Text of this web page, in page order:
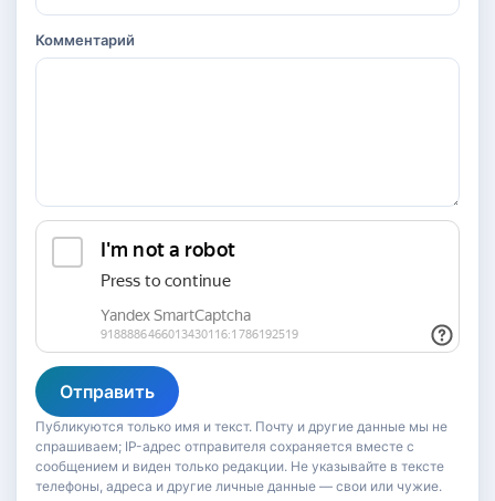
Комментарий
Отправить
Публикуются только имя и текст. Почту и другие данные мы не
спрашиваем; IP-адрес отправителя сохраняется вместе с
сообщением и виден только редакции. Не указывайте в тексте
телефоны, адреса и другие личные данные — свои или чужие.